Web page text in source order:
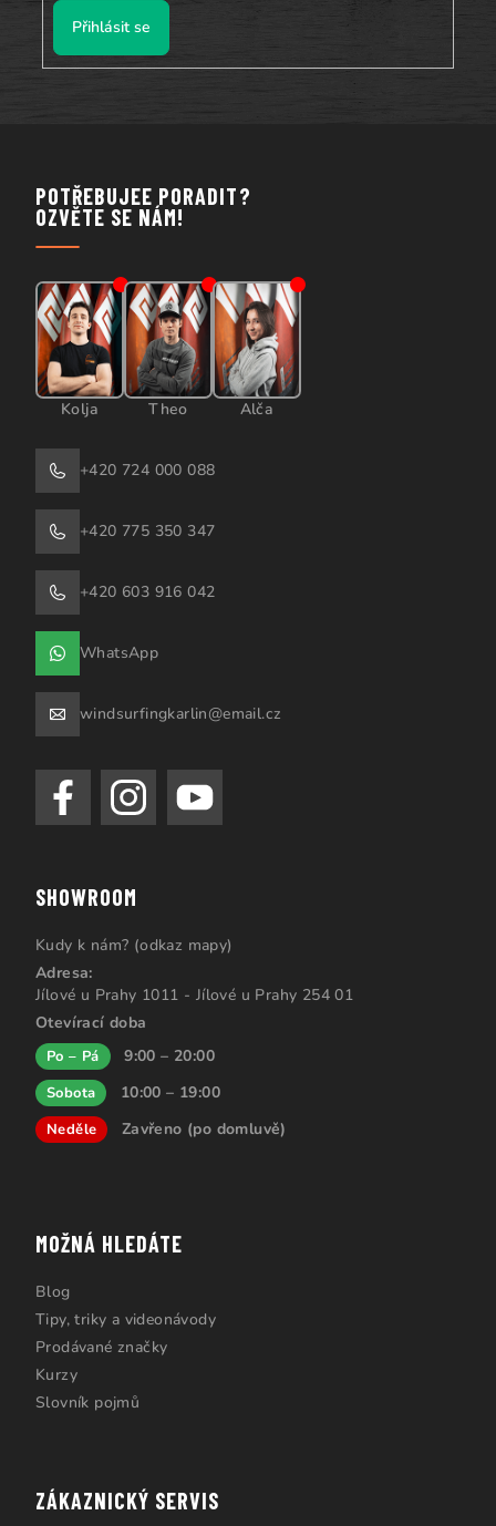
Přihlásit se
POTŘEBUJEE PORADIT?
OZVĚTE SE NÁM!
Kolja Theo Alča
+420 724 000 088
+420 775 350 347
+420 603 916 042
WhatsApp
windsurfingkarlin@email.cz
SHOWROOM
Kudy k nám? (odkaz mapy)
Adresa:
Jílové u Prahy 1011 - Jílové u Prahy 254 01
Otevírací doba
Po – Pá 9:00 – 20:00
Sobota 10:00 – 19:00
Neděle Zavřeno (po domluvě)
MOŽNÁ HLEDÁTE
Blog
Tipy, triky a videonávody
Prodávané značky
Kurzy
Slovník pojmů
ZÁKAZNICKÝ SERVIS